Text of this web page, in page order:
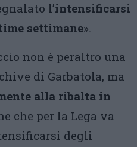
l’intensificarsi
settimane».
non è peraltro una
di Garbatola, ma
alla ribalta in
che per la Lega va
degli